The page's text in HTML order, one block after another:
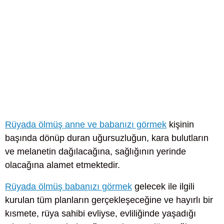
Rüyada ölmüş anne ve babanızı görmek kişinin
başında dönüp duran uğursuzluğun, kara bulutların
ve melanetin dağılacağına, sağlığının yerinde
olacağına alamet etmektedir.
Rüyada ölmüş babanızı görmek gelecek ile ilgili
kurulan tüm planların gerçekleşeceğine ve hayırlı bir
kısmete, rüya sahibi evliyse, evliliğinde yaşadığı